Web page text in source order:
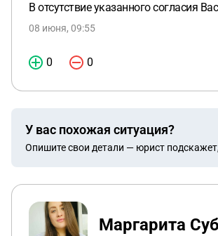
В отсутствие указанного согласия
08 июня, 09:55
0 0
У вас похожая ситуация?
Опишите свои детали — юрист
Маргарита